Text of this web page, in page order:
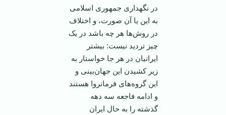
در نگهداری جمهوری اسلامی
به اين يا آن صورت، و اختلاف
در روش‌ها هر چه باشد در يک
چيز ترديد نيست: بيشتر
ايرانيان در هر جا خواستار به
زير کشيدن اين جهان‌بينی و
اين گروه‌های فرمانروا هستند
و ادامه فاجعه سه دهه
گذشته را به حال ايران